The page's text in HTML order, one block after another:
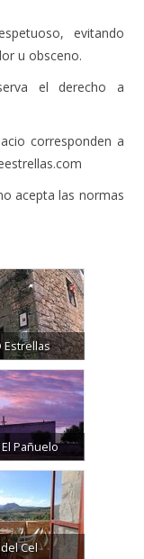
evitando
u obsceno.
el derecho a
corresponden a
acepta las normas
Estrellas
Pañuelo
Cel